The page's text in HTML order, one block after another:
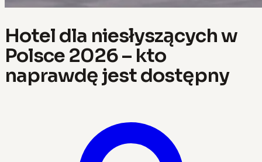
Hotel dla niesłyszących w
Polsce 2026 – kto
naprawdę jest dostępny